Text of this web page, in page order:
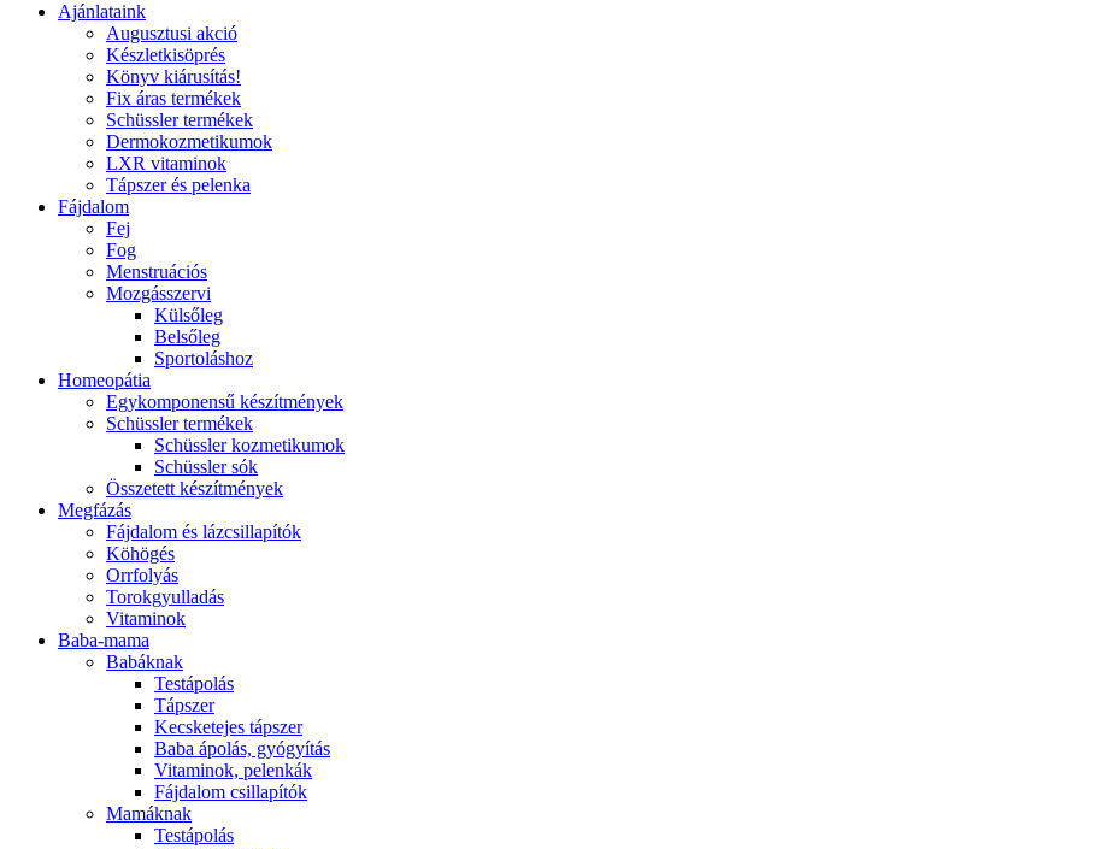
Ajánlataink
Augusztusi akció
Készletkisöprés
Könyv kiárusítás!
Fix áras termékek
Schüssler termékek
Dermokozmetikumok
LXR vitaminok
Tápszer és pelenka
Fájdalom
Fej
Fog
Menstruációs
Mozgásszervi
Külsőleg
Belsőleg
Sportoláshoz
Homeopátia
Egykomponensű készítmények
Schüssler termékek
Schüssler kozmetikumok
Schüssler sók
Összetett készítmények
Megfázás
Fájdalom és lázcsillapítók
Köhögés
Orrfolyás
Torokgyulladás
Vitaminok
Baba-mama
Babáknak
Testápolás
Tápszer
Kecsketejes tápszer
Baba ápolás, gyógyítás
Vitaminok, pelenkák
Fájdalom csillapítók
Mamáknak
Testápolás